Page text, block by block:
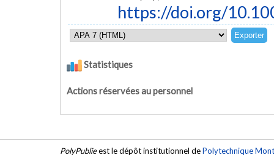
https://doi.org/
Statistiques
Actions réservées au personnel
PolyPublieest le dépôt institutionnel dePolytechnique